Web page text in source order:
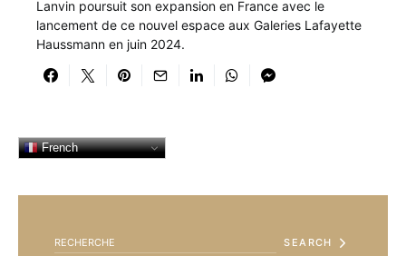
Lanvin poursuit son expansion en France avec le
lancement de ce nouvel espace aux Galeries Lafayette
Haussmann en juin 2024.
French
SEARCH